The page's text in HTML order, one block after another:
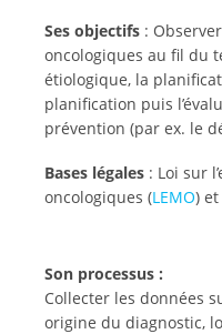
Ses objectifs :
oncologiques au fil du
étiologique, la
planification puis
prévention (par ex. le
Bases légales : Loi sur
oncologiques (LEMO)
Son processus :
Collecter les données
origine du diagnostic,